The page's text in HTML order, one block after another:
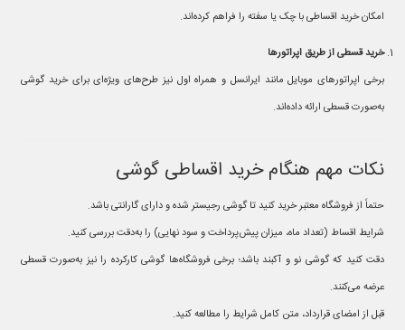
امکان خرید اقساطی با چک یا سفته را فراهم کرده‌اند.
خرید قسطی از طریق اپراتورها
برخی اپراتورهای موبایل مانند ایرانسل و همراه اول نیز طرح‌های ویژه‌ای برای خرید گوشی
به‌صورت قسطی ارائه داده‌اند.
نکات مهم هنگام خرید اقساطی گوشی
حتماً از فروشگاه معتبر خرید کنید تا گوشی رجیستر شده و دارای گارانتی باشد.
شرایط اقساط (تعداد ماه، میزان پیش‌پرداخت و سود نهایی) را به‌دقت بررسی کنید.
دقت کنید که گوشی نو و آکبند باشد؛ برخی فروشگاه‌ها گوشی کارکرده را نیز به‌صورت قسطی
عرضه می‌کنند.
قبل از امضای قرارداد، متن کامل شرایط را مطالعه کنید.